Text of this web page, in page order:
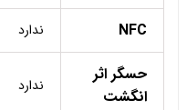
NFC ندارد
حسگر اثر
انگشت
ندارد